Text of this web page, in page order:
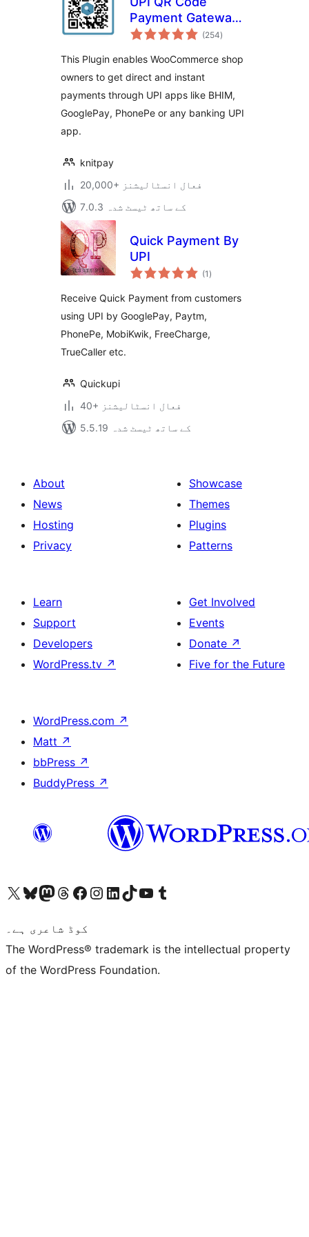
Payment Gateway
for WooCommerce
(254مجموعی
درجہ
)
This Plugin enables WooCommerce shop
owners to get direct and instant
payments through UPI apps like BHIM,
GooglePay, PhonePe or any banking UPI
app.
knitpay
20,000+ فعال انسٹالیشنز
7.0.3 کے ساتھ ٹیسٹ شدہ
Quick Payment By
UPI
(1 مجموعی
درجہ
)
Receive Quick Payment from customers
using UPI by GooglePay, Paytm,
PhonePe, MobiKwik, FreeCharge,
TrueCaller etc.
Quickupi
40+ فعال انسٹالیشنز
5.5.19 کے ساتھ ٹیسٹ شدہ
About
News
Hosting
Privacy
Showcase
Themes
Plugins
Patterns
Learn
Support
Developers
WordPress.tv ↗
Get Involved
Events
Donate ↗
Five for the Future
WordPress.com ↗
Matt ↗
bbPress ↗
BuddyPress ↗
Visit our X (formerly Twitter) account
ہمارے بلیواسکائی اکاؤنٹ پر جائیں
Visit our Mastodon account
ہمارے ٹھریڈز اکاؤنٹ پر جائیں
Visit our Facebook page
Visit our Instagram account
Visit our LinkedIn account
ہمارے ٹک ٹاک اکاؤنٹ پر جائیں
Visit our YouTube channel
ہمارے ٹمبلر اکاؤنٹ پر جائیں
کوڈ شاعری ہے۔
The WordPress® trademark is the intellectual property
of the WordPress Foundation.